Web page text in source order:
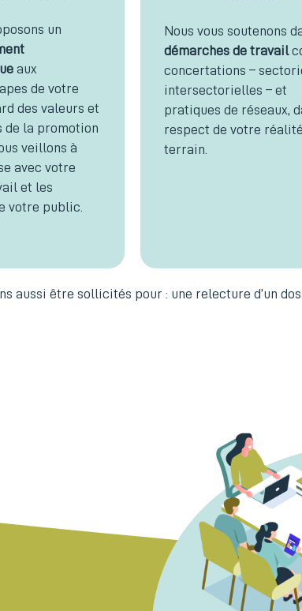
un
aux
de votre
des valeurs et
de la promotion
veillons à
avec votre
et les
votre public.
Nous vous soutenons
démarches de travail
concertations –
intersectorielles – et
pratiques de réseaux,
respect de votre
terrain.
aussi être sollicités pour : une relecture d’un